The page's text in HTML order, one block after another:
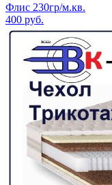
Флис 230гр/м.кв.
400 руб.